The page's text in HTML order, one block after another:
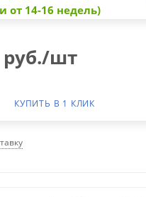
от 14-16 недель)
руб./шт
КУПИТЬ В 1 КЛИК